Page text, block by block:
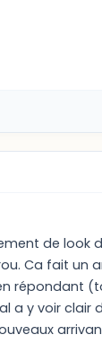
de look
Ca fait un
répondant
a y voir